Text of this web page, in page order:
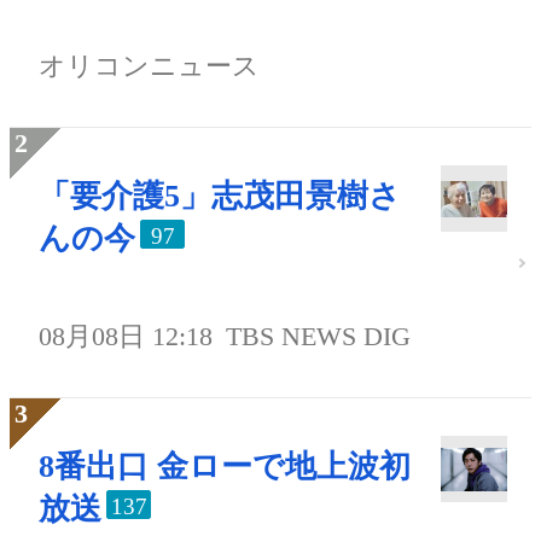
オリコンニュース
「要介護5」志茂田景樹さ
んの今
97
08月08日 12:18 TBS NEWS DIG
8番出口 金ローで地上波初
放送 137